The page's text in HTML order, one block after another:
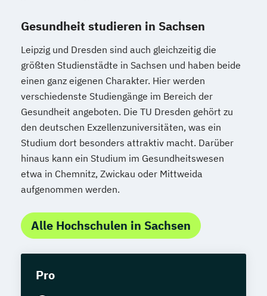
Gesundheit studieren in Sachsen
Leipzig und Dresden sind auch gleichzeitig die
größten Studienstädte in Sachsen und haben beide
einen ganz eigenen Charakter. Hier werden
verschiedenste Studiengänge im Bereich der
Gesundheit angeboten. Die TU Dresden gehört zu
den deutschen Exzellenzuniversitäten, was ein
Studium dort besonders attraktiv macht. Darüber
hinaus kann ein Studium im Gesundheitswesen
etwa in Chemnitz, Zwickau oder Mittweida
aufgenommen werden.
Alle Hochschulen in Sachsen
Pro